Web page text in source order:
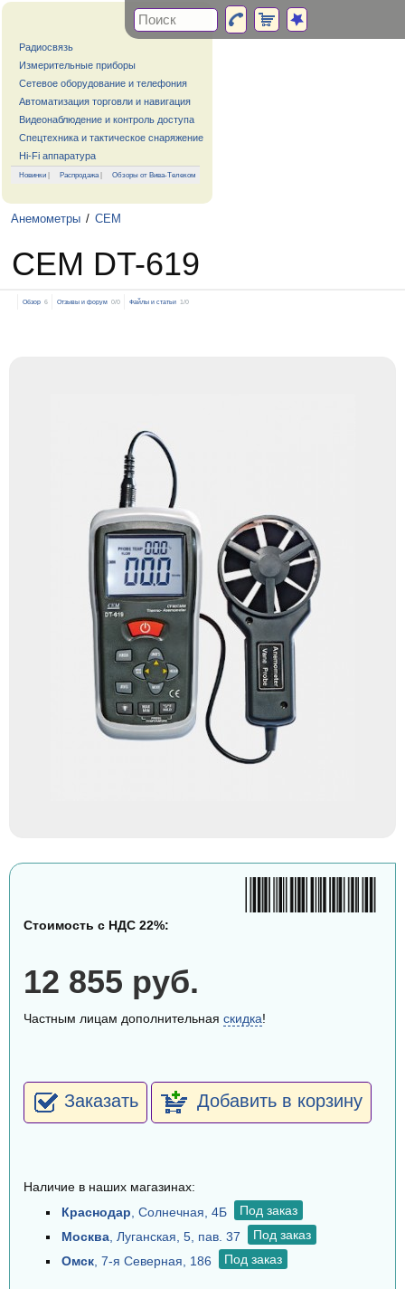
Радиосвязь
Измерительные приборы
Сетевое оборудование и телефония
Автоматизация торговли и навигация
Видеонаблюдение и контроль доступа
Спецтехника и тактическое снаряжение
Hi-Fi аппаратура
Новинки | Распродажа| Обзоры от Вива-Телеком
Анемометры / CEM
CEM DT-619
Обзор 6 Отзывы и форум 0/0 Файлы и статьи 1/0
Стоимость с НДС 22%:
12 855 руб.
Частным лицам дополнительная скидка!
Заказать Добавить в корзину
Наличие в наших магазинах:
Краснодар , Солнечная, 4Б
Под заказ
Москва , Луганская, 5, пав. 37
Под заказ
Омск , 7-я Северная, 186 Под заказ